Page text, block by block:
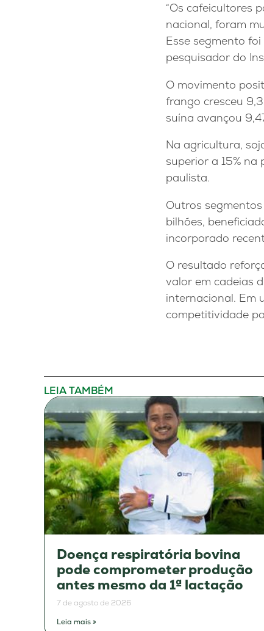
“Os cafeicultores
nacional, foram
Esse segmento
pesquisador do
O movimento
frango cresceu
suína avançou
Na agricultura,
superior a 15%
paulista.
Outros
bilhões,
incorporado
O resultado
valor em cadeias
internacional. Em
competitividade
LEIA TAMBÉM
Doença respiratória bovina
pode comprometer produção
antes mesmo da 1ª lactação
7 de agosto de 2026
Leia mais »